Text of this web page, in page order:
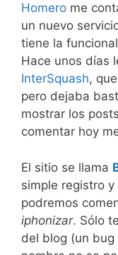
Homero me
un nuevo
tiene la
Hace unos días
InterSquash,
pero dejaba
mostrar los
comentar hoy
El sitio se llama
simple registro
podremos
iphonizar. Sólo
del blog (un bug